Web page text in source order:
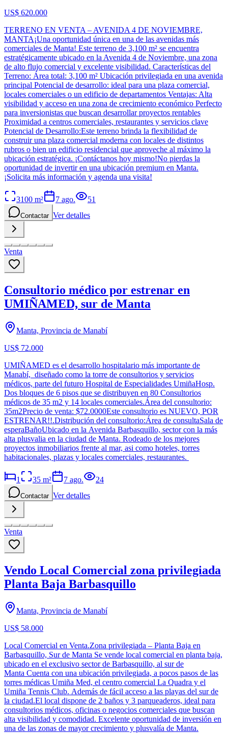
US$ 620.000
TERRENO EN VENTA – AVENIDA 4 DE NOVIEMBRE,
MANTA¡Una oportunidad única en una de las avenidas más
comerciales de Manta! Este terreno de 3,100 m² se encuentra
estratégicamente ubicado en la Avenida 4 de Noviembre, una zona
de alto flujo comercial y excelente visibilidad. Características del
Terreno: Área total: 3,100 m² Ubicación privilegiada en una avenida
principal Potencial de desarrollo: ideal para una plaza comercial,
locales comerciales o un edificio de departamentos Ventajas: Alta
visibilidad y acceso en una zona de crecimiento económico Perfecto
para inversionistas que buscan desarrollar proyectos rentables
Proximidad a centros comerciales, restaurantes y servicios clave
Potencial de Desarrollo:Este terreno brinda la flexibilidad de
construir una plaza comercial moderna con locales de distintos
rubros o bien un edificio residencial que aproveche al máximo la
ubicación estratégica. ¡Contáctanos hoy mismo!No pierdas la
oportunidad de invertir en una ubicación premium en Manta.
¡Solicita más información y agenda una visita!
3100 m² 7 ago. 51
Contactar Ver detalles
Venta
Consultorio médico por estrenar en
UMIÑAMED, sur de Manta
Manta, Provincia de Manabí
US$ 72.000
UMIÑAMED es el desarrollo hospitalario más importante de
Manabí, diseñado como la torre de consultorios y servicios
médicos, parte del futuro Hospital de Especialidades UmiñaHosp.
Dos bloques de 6 pisos que se distribuyen en 80 Consultorios
médicos de 35 m2 y 14 locales comerciales.Área del consultorio:
35m2Precio de venta: $72.0000Este consultorio es NUEVO, POR
ESTRENAR!!.Distribución del consultorio:Área de consultaSala de
esperaBañoUbicado en la Avenida Barbasquillo, sector con la más
alta plusvalia en la ciudad de Manta. Rodeado de los mejores
proyectos inmobiliarios frente al mar, asi como hoteles, torres
habitacionales, plazas y locales comerciales, restaurantes.
1 35 m² 7 ago. 24
Contactar Ver detalles
Venta
Vendo Local Comercial zona privilegiada
Planta Baja Barbasquillo
Manta, Provincia de Manabí
US$ 58.000
Local Comercial en Venta.Zona privilegiada – Planta Baja en
Barbasquillo, Sur de Manta Se vende local comercial en planta baja,
ubicado en el exclusivo sector de Barbasquillo, al sur de
Manta Cuenta con una ubicación privilegiada, a pocos pasos de las
torres médicas Umiña Med, el centro comercial La Quadra y el
Umiña Tennis Club. Además de fácil acceso a las playas del sur de
la ciudad.El local dispone de 2 baños y 3 parqueaderos, ideal para
consultorios médicos, oficinas o negocios comerciales que buscan
alta visibilidad y comodidad. Excelente oportunidad de inversión en
una de las zonas de mayor crecimiento y plusvalía de Manta.